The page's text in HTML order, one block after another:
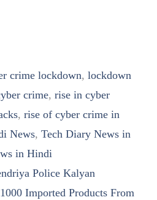
crime lockdown, lockdown
crime, rise in cyber
, rise of cyber crime in
News, Tech Diary News in
in Hindi
Police Kalyan
Imported Products From